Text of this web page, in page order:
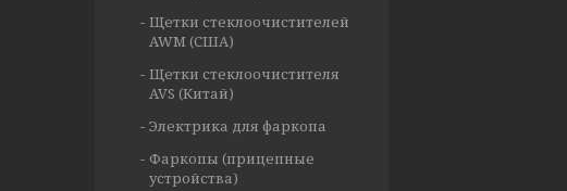
Щетки стеклоочистителей
AWM (США)
Щетки стеклоочистителя
AVS (Китай)
Электрика для фаркопа
Фаркопы (прицепные
устройства)